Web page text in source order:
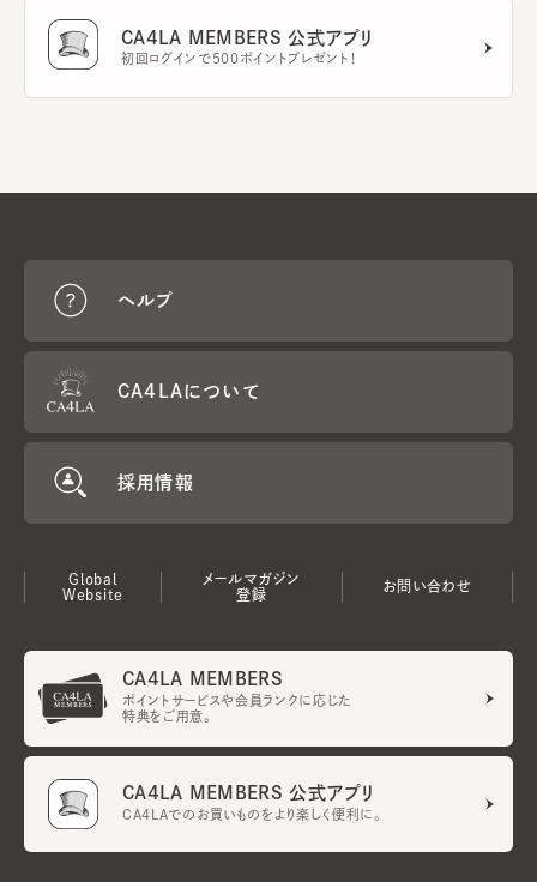
CA4LA MEMBERS 公式アプリ
初回ログインで500ポイントプレゼント！
ヘルプ
CA4LAについて
採用情報
Global
Website
メールマガジン
登録
お問い合わせ
CA4LA MEMBERS
ポイントサービスや会員ランクに応じた
特典をご用意。
CA4LA MEMBERS 公式アプリ
CA4LAでのお買いものをより楽しく便利に。